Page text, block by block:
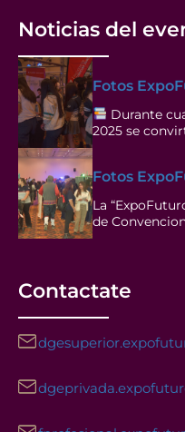
Noticias del
Fotos
Durante
2025 se
Fotos
La
de
Contactate